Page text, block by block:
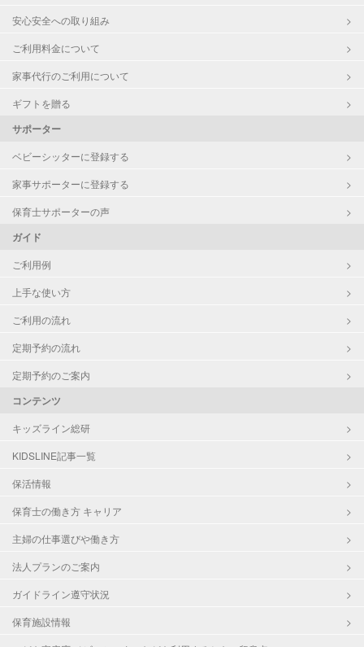
安心安全への取り組み
ご利用料金について
家事代行のご利用について
ギフトを贈る
サポーター
ベビーシッターに登録する
家事サポーターに登録する
保育士サポーターの声
ガイド
ご利用例
上手な使い方
ご利用の流れ
定期予約の流れ
定期予約のご案内
コンテンツ
キッズライン総研
KIDSLINE記事一覧
保活情報
保育士の働き方 キャリア
主婦の仕事選びや働き方
法人プランのご案内
ガイドライン遵守状況
保育施設情報